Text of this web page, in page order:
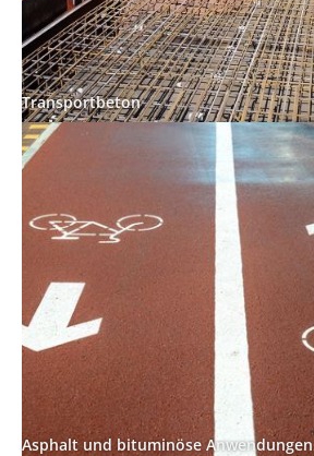
Transportbeton
Asphalt und bituminöse Anwendungen